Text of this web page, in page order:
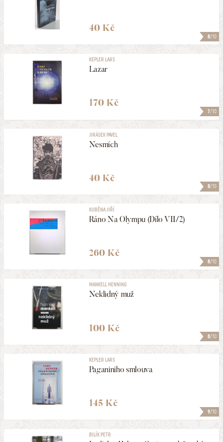
8/10
40 Kč
7/10
KEPLER LARS
Lazar
170 Kč
8/10
JIRÁSEK PAVEL
Nesmích
40 Kč
8/10
KUBĚNA JIŘÍ
Ráno Na Olympu (Dílo VII/2)
260 Kč
8/10
MANKELL HENNING
Neklidný muž
100 Kč
9/10
KEPLER LARS
Paganiniho smlouva
145 Kč
BILÍK PETR